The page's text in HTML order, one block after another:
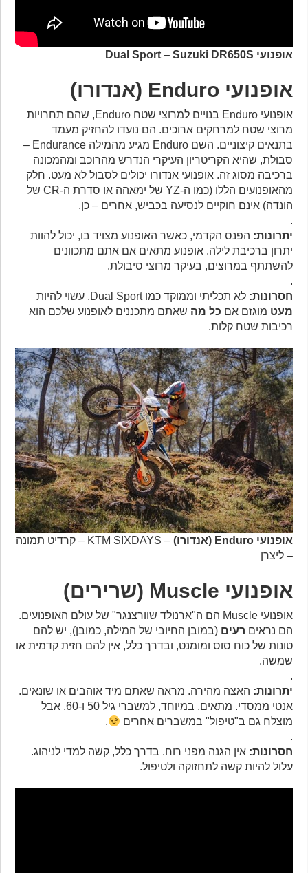
אופנועי Dual Sport –Suzuki DR650S
אופנועי Enduro (אנדורו)
אופנועי Enduro בנויים למרוצי שטח Enduro, שהם תחרויות
מרוצי שטח למרחקים ארוכים. הם נועדו להחזיק מעמד
בתנאים קיצוניים. השם Enduro מגיע מהמילה Endurance –
סבולת, שהיא הקריטריון העיקרי הנדרש מהרוכב ומהמכונה
ברכיבה מסוג זה. אופנועי אנדורו יכולים לסבול לא מעט. חלק
מהאופנועים הללו (כמו ה-YZ של ימאהה או סדרת ה-CR של
הונדה) אינם חוקיים לנסיעה בכביש, אחרים – כן.
יתרונות:הפנס הקדמי, כאשר האופנוע מצויד בו, יכול להוות
יתרון ברכיבת לילה. אופנוע מתאים אם אתם מתכוונים
להשתתף במרוצים, בעיקר מרוצי סיבולת.
חסרונות:לא תכליתי וממוקד כמו Dual Sport. עשוי להיות
מעטמוגזם אםכל מהשאתם מתכננים לאופנוע שלכם הוא
רכיבות שטח קלות.
אופנועי Enduro (אנדורו)
– KTM SIXDAYS – קרדיט תמונה
– ליצרן
אופנועי Muscle (שרירים)
אופנועי Muscle הם ה"ארנולד שוורצנגר" של עולם האופנועים.
הם נראיםרעים(במובן החיובי של המילה, כמובן), יש להם
טונות של כוח סוס ומומנט, ובדרך כלל, אין להם חזית קדמית או
שמשה.
יתרונות:האצה מהירה. מראה שאתם מיד אוהבים או שונאים.
אנטי ממסדי. מתאים, במיוחד, למשברי גיל 50 ו-60, אבל
מוצלח גם ב"טיפול" במשברים אחרים
.
חסרונות:אין הגנה מפני רוח. בדרך כלל, קשה למדי לניהוג.
עלול להיות קשה לתחזוקה ולטיפול.